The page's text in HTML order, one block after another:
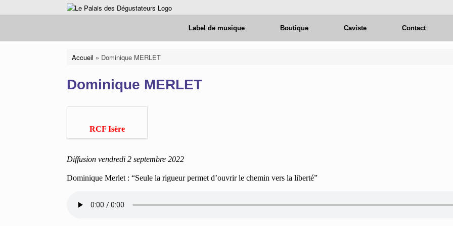
to
Label de musique Boutique Caviste Contact
Accueil » Dominique MERLET
Dominique MERLET
RCF Isère
Diffusion vendredi 2 septembre 2022
Dominique Merlet : “Seule la rigueur permet d’ouvrir le chemin vers la liberté”